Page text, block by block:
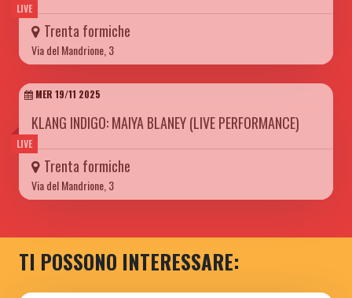
LIVE
Trenta formiche
Via del Mandrione, 3
LIVE
MER 19/11 2025
KLANG INDIGO: MAIYA BLANEY (LIVE PERFORMANCE)
Trenta formiche
Via del Mandrione, 3
TI POSSONO INTERESSARE: